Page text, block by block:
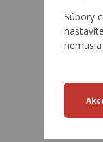
Súbory